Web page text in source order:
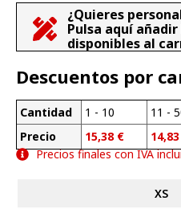
¿Quieres
Pulsa aquí
disponibles al
Descuentos por
Cantidad
Precio
1 - 10
15,38 €
11 -
14,83
Precios finales con IVA
XS